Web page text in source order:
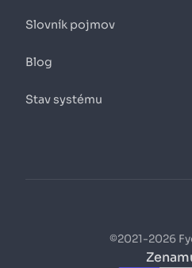
Slovník pojmov
Blog
Stav systému
©2021-2026